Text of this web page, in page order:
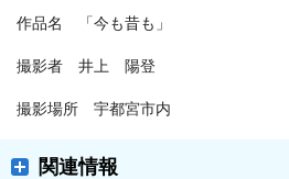
作品名 「今も昔も」
撮影者 井上 陽登
撮影場所 宇都宮市内
関連情報